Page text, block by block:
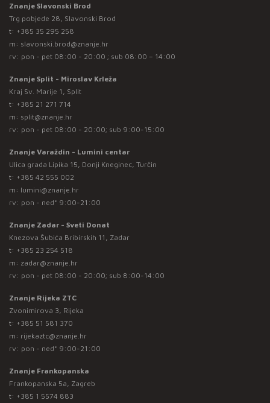
Znanje Slavonski Brod
Trg pobjede 28, Slavonski Brod
t: +385 35 295 258
m: slavonski.brod@znanje.hr
rv: pon - pet 08:00 - 20:00 ; sub 08:00 – 14:00
Znanje Split - Miroslav Krleža
Kraj Sv. Marije 1, Split
t: +385 21 271 714
m: split@znanje.hr
rv: pon - pet 08:00 - 20:00; sub 9:00-15:00
Znanje Varaždin - Lumini centar
Ulica grada Lipika 15, Donji Kneginec, Turčin
t: +385 42 555 002
m: lumini@znanje.hr
rv: pon - ned* 9:00-21:00
Znanje Zadar - Sveti Donat
Knezova Šubića Bribirskih 11, Zadar
t: +385 23 254 518
m: zadar@znanje.hr
rv: pon - pet 08:00 - 20:00; sub 8:00-14:00
Znanje Rijeka ZTC
Zvonimirova 3, Rijeka
t: +385 51 581 370
m: rijekaztc@znanje.hr
rv: pon - ned* 9:00-21:00
Znanje Frankopanska
Frankopanska 5a, Zagreb
t: +385 1 5574 883